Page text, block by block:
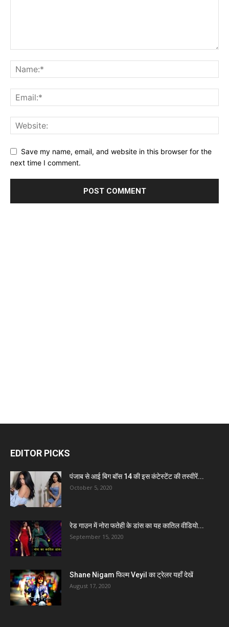
Save my name, email, and website in this browser for the
next time I comment.
EDITOR PICKS
पंजाब से आई बिग बॉस 14 की इस कंटेस्टेंट की तस्वीरें...
October 5, 2020
रेड गाउन में नोरा फतेही के डांस का यह कातिल वीडियो...
September 15, 2020
Shane Nigam फिल्म Veyil का ट्रेलर यहाँ देखें
August 17, 2020